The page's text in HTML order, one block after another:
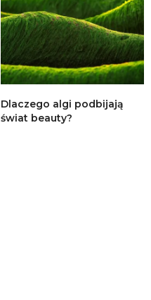
Dlaczego algi podbijają
świat beauty?